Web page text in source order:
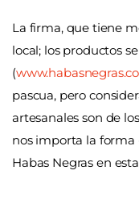
La firma, que tiene
local; los productos
(
pascua, pero
artesanales son de
nos importa la
Habas Negras en